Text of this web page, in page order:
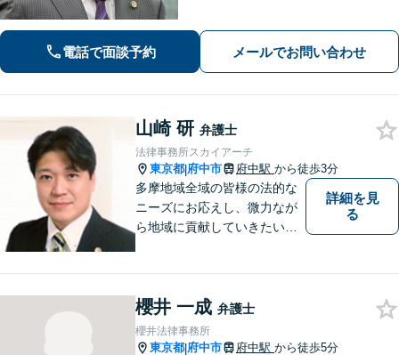
ラスメント対策措置をレクチャー。過
労死・過労自殺などの問題にも精通
電話で面談予約 メールでお問い合わせ
山崎 研 弁護士
法律事務所スカイアーチ
東京都|府中市 府中駅 から徒歩3分
多摩地域全域の皆様の法的な
ニーズにお応えし、微力なが
ら地域に貢献していきたいと
詳細を見
る
櫻井 一成 弁護士
櫻井法律事務所
東京都|府中市 府中駅 から徒歩5分